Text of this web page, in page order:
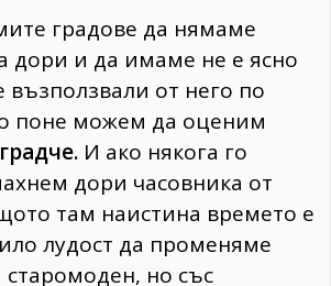
градове да нямаме
дори и да имаме не е ясно
възползвали от него по
поне можем да оценим
И ако някога го
дори часовника от
там наистина времето е
лудост да променяме
старомоден, но със